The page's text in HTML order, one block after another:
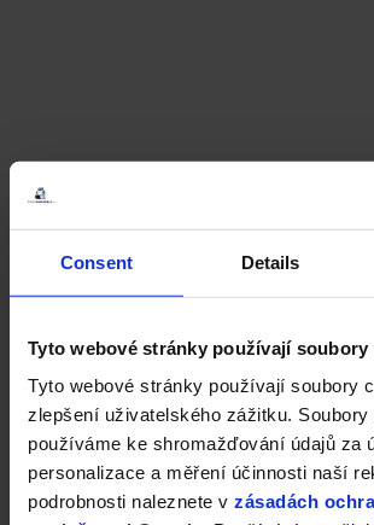
Consent Details
Tyto webové stránky používají soubory
Tyto webové stránky používají soubory
zlepšení uživatelského zážitku. Soubory
používáme ke shromažďování údajů za
personalizace a měření účinnosti naší
podrobnosti naleznete v zásadách